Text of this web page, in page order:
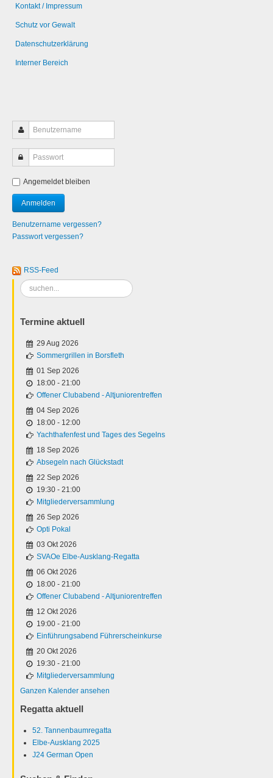
Kontakt / Impressum
Schutz vor Gewalt
Datenschutzerklärung
Interner Bereich
Angemeldet bleiben
Benutzername vergessen?
Passwort vergessen?
RSS-Feed
Suchen
...
Termine aktuell
29 Aug 2026
Sommergrillen in Borsfleth
01 Sep 2026
18:00 - 21:00
Offener Clubabend - Altjuniorentreffen
04 Sep 2026
18:00 - 12:00
Yachthafenfest und Tages des Segelns
18 Sep 2026
Absegeln nach Glückstadt
22 Sep 2026
19:30 - 21:00
Mitgliederversammlung
26 Sep 2026
Opti Pokal
03 Okt 2026
SVAOe Elbe-Ausklang-Regatta
06 Okt 2026
18:00 - 21:00
Offener Clubabend - Altjuniorentreffen
12 Okt 2026
19:00 - 21:00
Einführungsabend Führerscheinkurse
20 Okt 2026
19:30 - 21:00
Mitgliederversammlung
Ganzen Kalender ansehen
Regatta aktuell
52. Tannenbaumregatta
Elbe-Ausklang 2025
J24 German Open